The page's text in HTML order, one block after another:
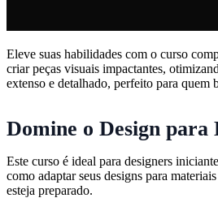
Eleve suas habilidades com o curso
criar peças visuais impactantes,
extenso e detalhado, perfeito para quem
Domine o Design para
Este curso é ideal para designers
como adaptar seus designs para
esteja preparado.